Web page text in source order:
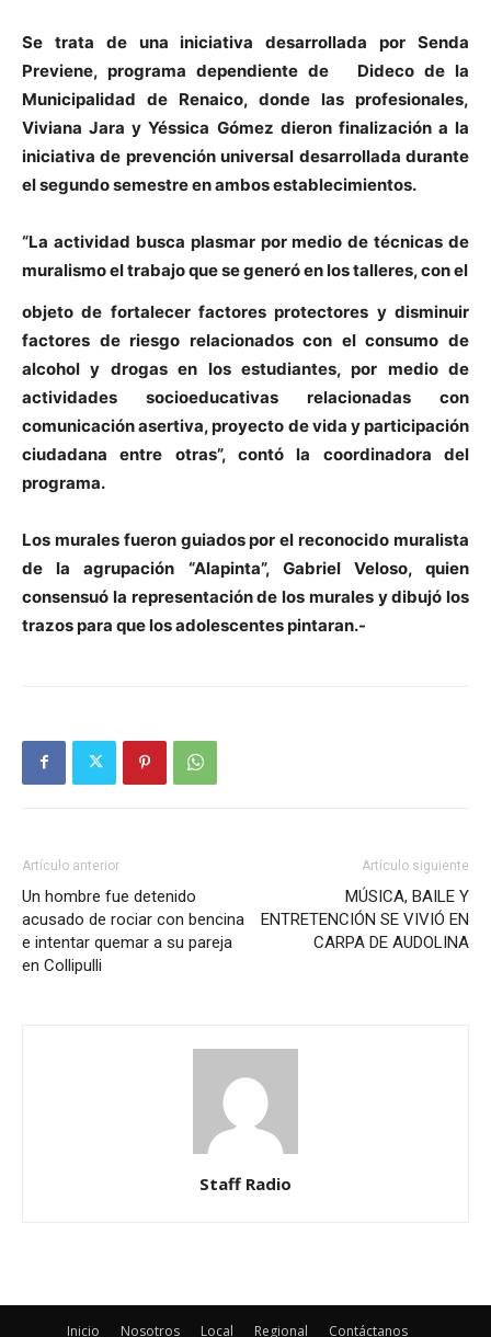
Se trata de una iniciativa desarrollada por Senda
Previene, programa dependiente de Dideco de la
Municipalidad de Renaico, donde las profesionales,
Viviana Jara y Yéssica Gómez dieron finalización a la
iniciativa de prevención universal desarrollada durante
el segundo semestre en ambos establecimientos.
“La actividad busca plasmar por medio de técnicas de
muralismo el trabajo que se generó en los talleres, con el
objeto de fortalecer factores protectores y disminuir
factores de riesgo relacionados con el consumo de
alcohol y drogas en los estudiantes, por medio de
actividades socioeducativas relacionadas con
comunicación asertiva, proyecto de vida y participación
ciudadana entre otras”, contó la coordinadora del
programa.
Los murales fueron guiados por el reconocido muralista
de la agrupación “Alapinta”, Gabriel Veloso, quien
consensuó la representación de los murales y dibujó los
trazos para que los adolescentes pintaran.-
Artículo anterior
Un hombre fue detenido
acusado de rociar con bencina
e intentar quemar a su pareja
en Collipulli
Artículo siguiente
MÚSICA, BAILE Y
ENTRETENCIÓN SE VIVIÓ EN
CARPA DE AUDOLINA
Staff Radio
Inicio Nosotros Local Regional Contáctanos